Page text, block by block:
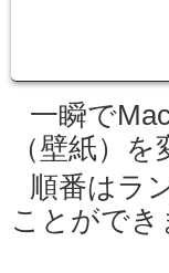
一瞬で
（壁紙）
順番はラ
ことができ